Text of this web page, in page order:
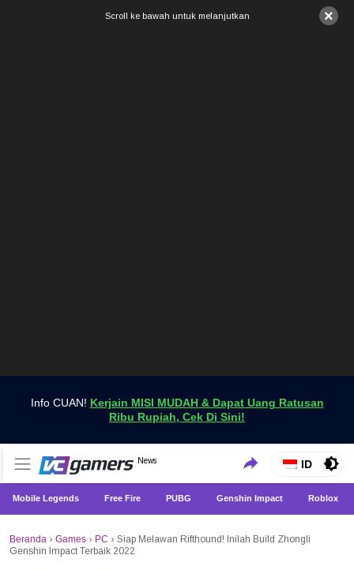
×
Scroll ke bawah untuk melanjutkan
Info CUAN! Kerjain MISI MUDAH & Dapat Uang Ratusan
Ribu Rupiah, Cek Di Sini!
VCGamers News
News
Dapatkan Berita Games Terbaru Hanya di VCGamers
ID
Mobile Legends Free Fire PUBG Genshin Impact Roblox
Beranda › Games › PC › Siap Melawan Rifthound! Inilah Build Zhongli
Genshin Impact Terbaik 2022